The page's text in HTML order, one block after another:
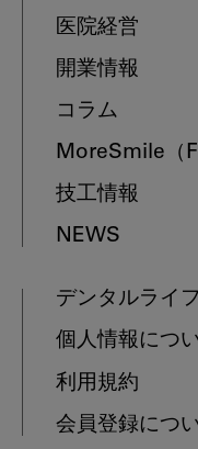
医院経営
開業情報
コラム
MoreSmile （
技工情報
NEWS
デンタルライ
個人情報につ
利用規約
会員登録につ